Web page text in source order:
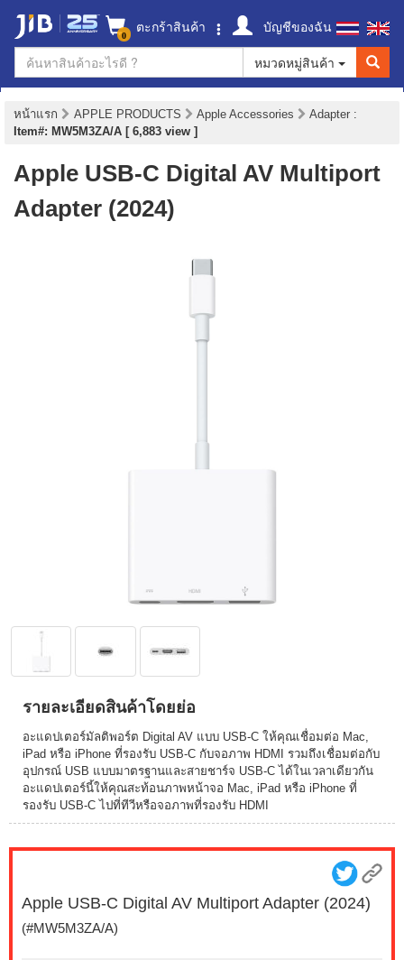
0 ตะกร้าสินค้า
บัญชีของฉัน
หมวดหมู่สินค้า
หน้าแรก APPLE PRODUCTS Apple Accessories Adapter :
Item#: MW5M3ZA/A [ 6,883 view ]
Apple USB-C Digital AV Multiport
Adapter (2024)
รายละเอียดสินค้าโดยย่อ
อะแดปเตอร์มัลติพอร์ต Digital AV แบบ USB-C ให้คุณเชื่อมต่อ Mac,
iPad หรือ iPhone ที่รองรับ USB-C กับจอภาพ HDMI รวมถึงเชื่อมต่อกับ
อุปกรณ์ USB แบบมาตรฐานและสายชาร์จ USB-C ได้ในเวลาเดียวกัน
อะแดปเตอร์นี้ให้คุณสะท้อนภาพหน้าจอ Mac, iPad หรือ iPhone ที่
รองรับ USB-C ไปที่ทีวีหรือจอภาพที่รองรับ HDMI
Apple USB-C Digital AV Multiport Adapter (2024)
(#MW5M3ZA/A)